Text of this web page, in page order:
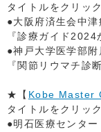
タイトルをクリッ
●大阪府済生会中
『診療ガイド2024
●神戸大学医学部
『関節リウマチ診
★【 Kobe Master
タイトルをクリッ
●明石医療センタ